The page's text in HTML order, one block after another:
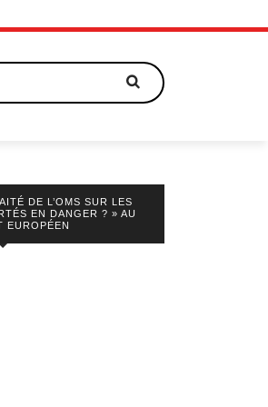
DE L’OMS SUR LES
EN DANGER ? » AU
EUROPÉEN